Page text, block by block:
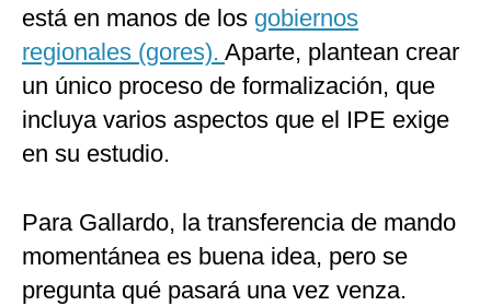
está en manos de los gobiernos
regionales (gores). Aparte, plantean crear
un único proceso de formalización, que
incluya varios aspectos que el IPE exige
en su estudio.
Para Gallardo, la transferencia de mando
momentánea es buena idea, pero se
pregunta qué pasará una vez venza.